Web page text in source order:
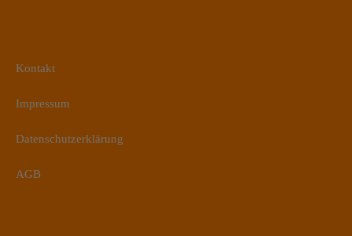
Kontakt
Impressum
Datenschutzerklärung
AGB